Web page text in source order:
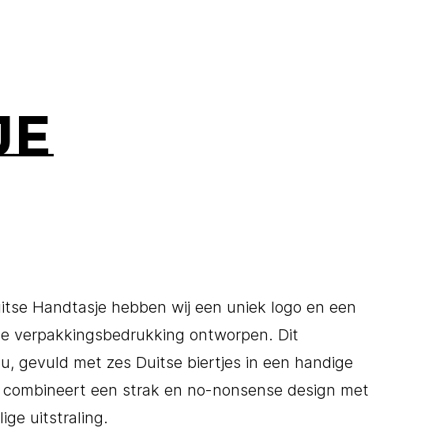
Handtasje hebben wij een uniek logo en een
verpakkingsbedrukking ontworpen. Dit
gevuld met zes Duitse biertjes in een handige
een strak en no-nonsense design met
uitstraling.